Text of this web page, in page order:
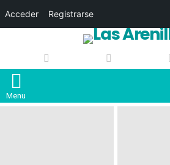
Menu
Acceder Registrarse